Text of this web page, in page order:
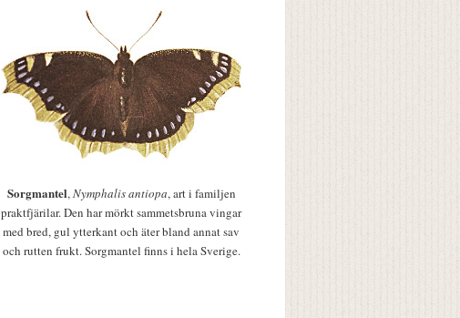
Sorgmantel,Nymphalis antiopa, art i familjen
praktfjärilar. Den har mörkt sammetsbruna vingar
med bred, gul ytterkant och äter bland annat sav
och rutten frukt. Sorgmantel finns i hela Sverige.